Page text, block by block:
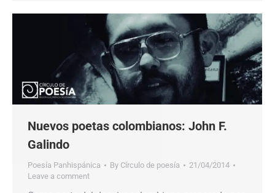
Nuevos poetas colombianos: John F.
Galindo
Poesía Panhispánica By Círculo de poesía
21/04/2014
Leave a comment